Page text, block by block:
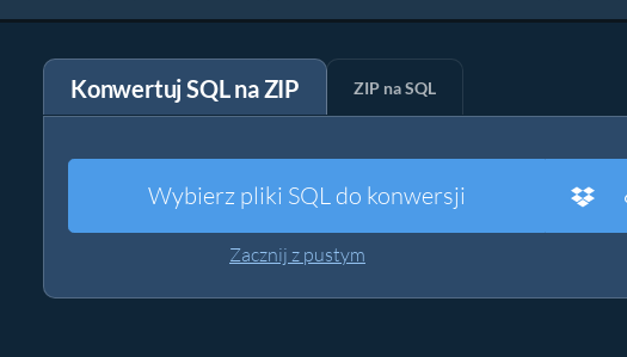
Konwertuj SQL na ZIP ZIP na SQL
Wybierz pliki SQL do konwersji
Zacznij z pustym